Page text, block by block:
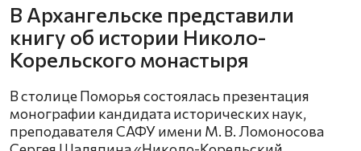
В Архангельске представили
книгу об истории Николо-
Корельского монастыря
В столице Поморья состоялась презентация
монографии кандидата исторических наук,
преподавателя САФУ имени М. В. Ломоносова